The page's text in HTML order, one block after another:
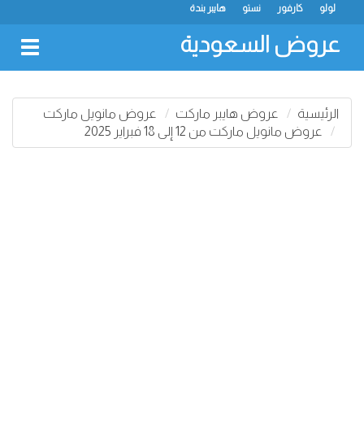
هايبر بندة نستو كارفور لولو
عروض السعودية
الرئيسية عروض هايبر ماركت
عروض مانويل ماركت
عروض مانويل ماركت من 12 إلى 18 فبراير 2025